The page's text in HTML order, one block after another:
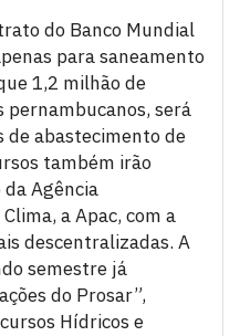
do Banco Mundial
para saneamento
1,2 milhão de
pernambucanos, será
de abastecimento de
também irão
Agência
a Apac, com a
descentralizadas. A
semestre já
do Prosar”,
Hídricos e